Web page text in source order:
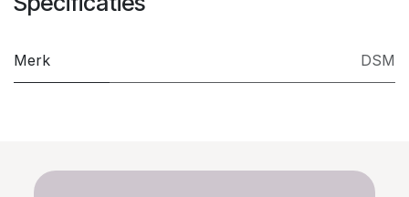
Merk DSM